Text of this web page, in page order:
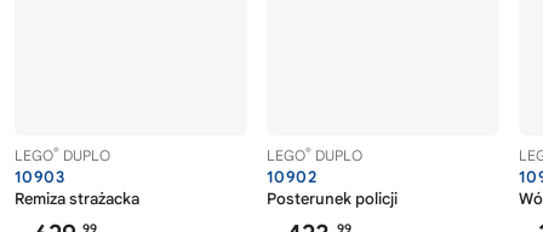
LEGO® DUPLO
10903
Remiza strażacka
99
LEGO® DUPLO
10902
Posterunek policji
99